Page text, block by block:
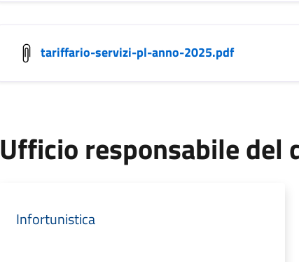
tariffario-servizi-pl-anno-2025.pdf
Ufficio responsabile del
Infortunistica